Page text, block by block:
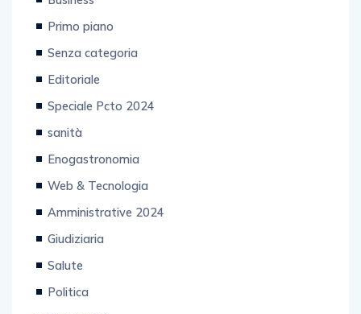
Primo piano
Senza categoria
Editoriale
Speciale Pcto 2024
sanità
Enogastronomia
Web & Tecnologia
Amministrative 2024
Giudiziaria
Salute
Politica
Tecnologia